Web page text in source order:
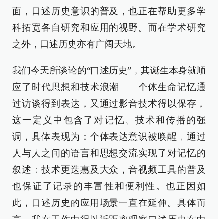
面，口述历史意识的普及，也正在帮助更多学
科拓宽各自研究和应用的视野。而在学术研究
之外，口述历史亦有广阔天地。
我们今天所谈论的“口述历史”，其诞生本身就顺
应了时代思想和技术浪潮——个体生命记忆通
过访谈得到表达，又通过影音技术得以保存，
这一定义中包含了对记忆、技术和传播的强
调，具体表现为：个体表达意识被唤醒，通过
人与人之间的语言和思想交流实现了对记忆的
叙述；技术更迭惠及大众，音视频工具的普及
也保证了记录的丰富性和便利性。也正因如
此，口述历史的应用场景一直在延伸。具体而